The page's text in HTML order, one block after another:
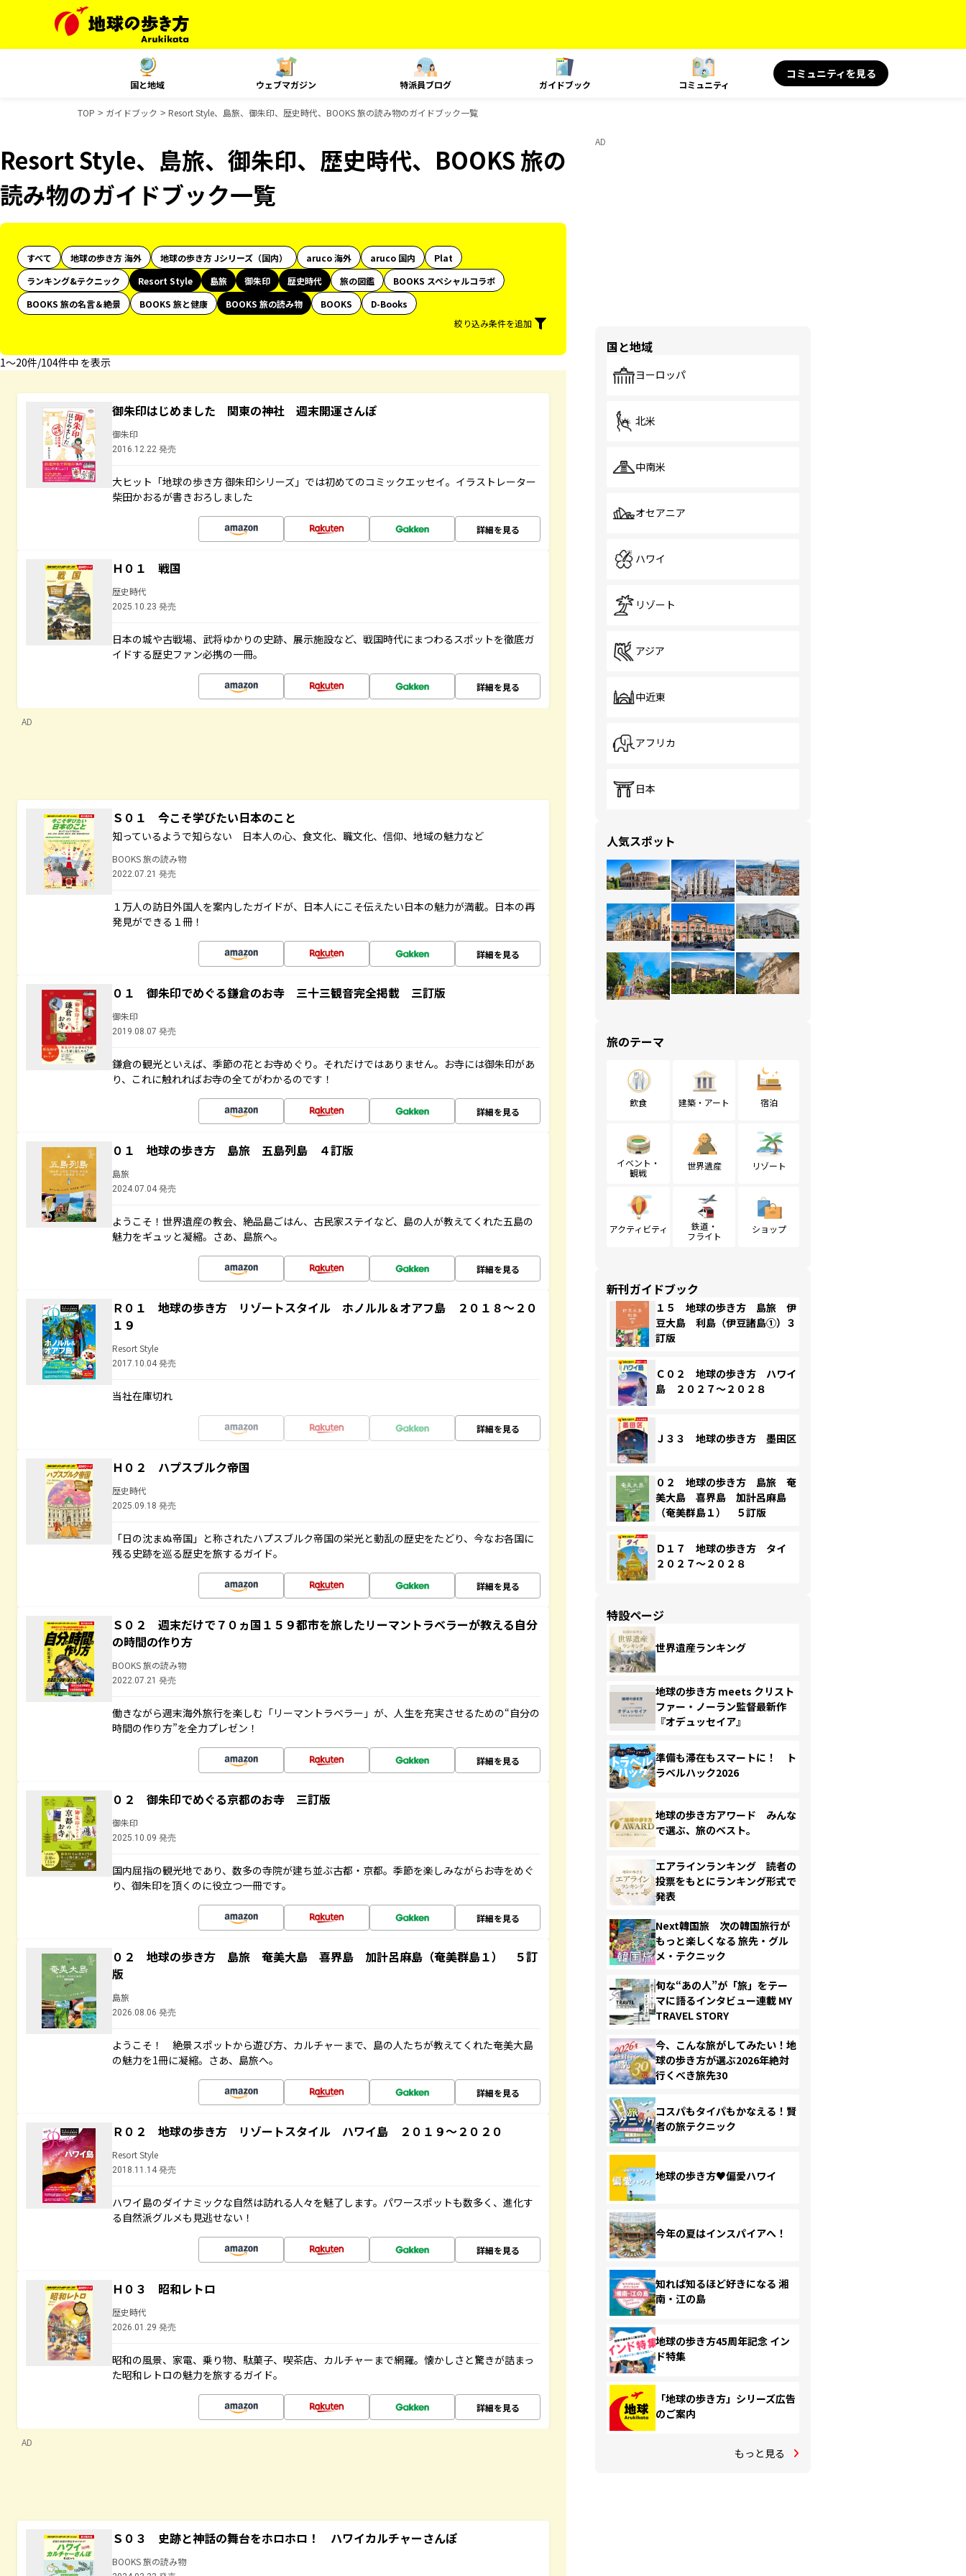
国と地域 ウェブマガジン 特派員ブログ ガイドブック コミュニティ
コミュニティを見る
TOP ガイドブック Resort Style、島旅、御朱印、歴史時代、BOOKS 旅の読み物のガイドブック一覧
Resort Style、島旅、御朱印、歴史時代、BOOKS 旅の
読み物のガイドブック一覧
すべて 地球の歩き方 海外 地球の歩き方 Jシリーズ（国内） aruco 海外 aruco 国内
Plat
ランキング&テクニック
Resort Style 島旅 御朱印 歴史時代 旅の図鑑
BOOKS スペシャルコラボ
BOOKS 旅の名言＆絶景
BOOKS 旅と健康 BOOKS 旅の読み物 BOOKS
D-Books
絞り込み条件を追加
1〜20件/104件中 を表示
御朱印はじめました 関東の神社 週末開運さんぽ
御朱印
2016.12.22 発売
大ヒット「地球の歩き方 御朱印シリーズ」では初めてのコミックエッセイ。イラストレーター
柴田かおるが書きおろしました
詳細を見る
Ｈ０１ 戦国
歴史時代
2025.10.23 発売
日本の城や古戦場、武将ゆかりの史跡、展示施設など、戦国時代にまつわるスポットを徹底ガ
イドする歴史ファン必携の一冊。
詳細を見る
AD
Ｓ０１ 今こそ学びたい日本のこと
知っているようで知らない 日本人の心、食文化、職文化、信仰、地域の魅力など
BOOKS 旅の読み物
2022.07.21 発売
１万人の訪日外国人を案内したガイドが、日本人にこそ伝えたい日本の魅力が満載。日本の再
発見ができる１冊！
詳細を見る
０１ 御朱印でめぐる鎌倉のお寺 三十三観音完全掲載 三訂版
御朱印
2019.08.07 発売
鎌倉の観光といえば、季節の花とお寺めぐり。それだけではありません。お寺には御朱印があ
り、これに触れればお寺の全てがわかるのです！
詳細を見る
０１ 地球の歩き方 島旅 五島列島 ４訂版
島旅
2024.07.04 発売
ようこそ！世界遺産の教会、絶品島ごはん、古民家ステイなど、島の人が教えてくれた五島の
魅力をギュッと凝縮。さあ、島旅へ。
詳細を見る
Ｒ０１ 地球の歩き方 リゾートスタイル ホノルル＆オアフ島 ２０１８～２０
１９
Resort Style
2017.10.04 発売
当社在庫切れ
詳細を見る
Ｈ０２ ハプスブルク帝国
歴史時代
2025.09.18 発売
「日の沈まぬ帝国」と称されたハプスブルク帝国の栄光と動乱の歴史をたどり、今なお各国に
残る史跡を巡る歴史を旅するガイド。
詳細を見る
Ｓ０２ 週末だけで７０ヵ国１５９都市を旅したリーマントラベラーが教える自分
の時間の作り方
BOOKS 旅の読み物
2022.07.21 発売
働きながら週末海外旅行を楽しむ「リーマントラベラー」が、人生を充実させるための“自分の
時間の作り方”を全力プレゼン！
詳細を見る
０２ 御朱印でめぐる京都のお寺 三訂版
御朱印
2025.10.09 発売
国内屈指の観光地であり、数多の寺院が建ち並ぶ古都・京都。季節を楽しみながらお寺をめぐ
り、御朱印を頂くのに役立つ一冊です。
詳細を見る
０２ 地球の歩き方 島旅 奄美大島 喜界島 加計呂麻島（奄美群島１） ５訂
版
島旅
2026.08.06 発売
ようこそ！ 絶景スポットから遊び方、カルチャーまで、島の人たちが教えてくれた奄美大島
の魅力を1冊に凝縮。さあ、島旅へ。
詳細を見る
Ｒ０２ 地球の歩き方 リゾートスタイル ハワイ島 ２０１９～２０２０
Resort Style
2018.11.14 発売
ハワイ島のダイナミックな自然は訪れる人々を魅了します。パワースポットも数多く、進化す
る自然派グルメも見逃せない！
詳細を見る
Ｈ０３ 昭和レトロ
歴史時代
2026.01.29 発売
昭和の風景、家電、乗り物、駄菓子、喫茶店、カルチャーまで網羅。懐かしさと驚きが詰まっ
た昭和レトロの魅力を旅するガイド。
詳細を見る
AD
Ｓ０３ 史跡と神話の舞台をホロホロ！ ハワイカルチャーさんぽ
BOOKS 旅の読み物
AD
国と地域
ヨーロッパ
北米
中南米
オセアニア
ハワイ
リゾート
アジア
中近東
アフリカ
日本
人気スポット
旅のテーマ
飲食 建築・アート 宿泊
イベント・
観戦
世界遺産 リゾート
アクティビティ
鉄道・
フライト
ショップ
新刊ガイドブック
１５ 地球の歩き方 島旅 伊
豆大島 利島（伊豆諸島①）３
訂版
Ｃ０２ 地球の歩き方 ハワイ
島 ２０２７～２０２８
Ｊ３３ 地球の歩き方 墨田区
０２ 地球の歩き方 島旅 奄
美大島 喜界島 加計呂麻島
（奄美群島１） ５訂版
Ｄ１７ 地球の歩き方 タイ
２０２７～２０２８
特設ページ
世界遺産ランキング
地球の歩き方 meets クリスト
ファー・ノーラン監督最新作
『オデュッセイア』
準備も滞在もスマートに！ ト
ラベルハック2026
地球の歩き方アワード みんな
で選ぶ、旅のベスト。
エアラインランキング 読者の
投票をもとにランキング形式で
発表
Next韓国旅 次の韓国旅行が
もっと楽しくなる 旅先・グル
メ・テクニック
旬な“あの人”が「旅」をテー
マに語るインタビュー連載 MY
TRAVEL STORY
今、こんな旅がしてみたい！地
球の歩き方が選ぶ2026年絶対
行くべき旅先30
コスパもタイパもかなえる！賢
者の旅テクニック
地球の歩き方♥偏愛ハワイ
今年の夏はインスパイアへ！
知れば知るほど好きになる 湘
南・江の島
地球の歩き方45周年記念 イン
ド特集
「地球の歩き方」シリーズ広告
のご案内
もっと見る